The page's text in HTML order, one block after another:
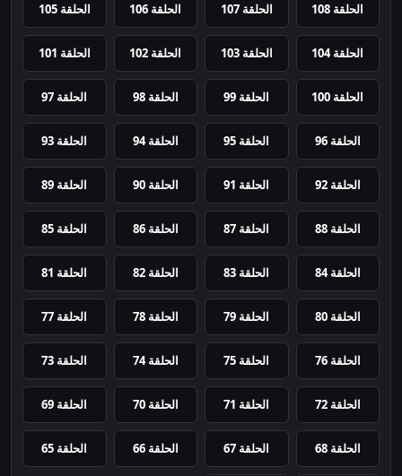
الحلقة 108 الحلقة 107 الحلقة 106 الحلقة 105
الحلقة 104 الحلقة 103 الحلقة 102 الحلقة 101
الحلقة 100 الحلقة 99 الحلقة 98 الحلقة 97
الحلقة 96 الحلقة 95 الحلقة 94 الحلقة 93
الحلقة 92 الحلقة 91 الحلقة 90 الحلقة 89
الحلقة 88 الحلقة 87 الحلقة 86 الحلقة 85
الحلقة 84 الحلقة 83 الحلقة 82 الحلقة 81
الحلقة 80 الحلقة 79 الحلقة 78 الحلقة 77
الحلقة 76 الحلقة 75 الحلقة 74 الحلقة 73
الحلقة 72 الحلقة 71 الحلقة 70 الحلقة 69
الحلقة 68 الحلقة 67 الحلقة 66 الحلقة 65